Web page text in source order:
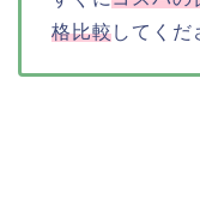
格比較してくだ